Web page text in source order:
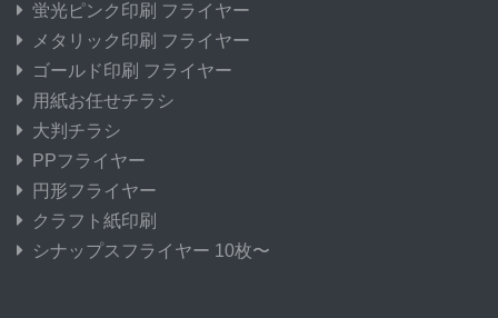
蛍光ピンク印刷 フライヤー
メタリック印刷 フライヤー
ゴールド印刷 フライヤー
用紙お任せチラシ
大判チラシ
PPフライヤー
円形フライヤー
クラフト紙印刷
シナップスフライヤー 10枚〜